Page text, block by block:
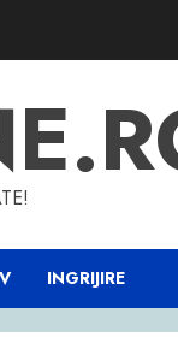
INGRIJIRE